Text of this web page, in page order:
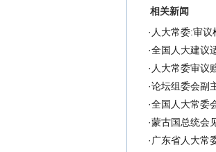
相关新闻
· 人大常委:审
·全国人大建议
· 人大常委审议
·论坛组委会副
·全国人大常委
·蒙古国总统会
· 广东省人大常